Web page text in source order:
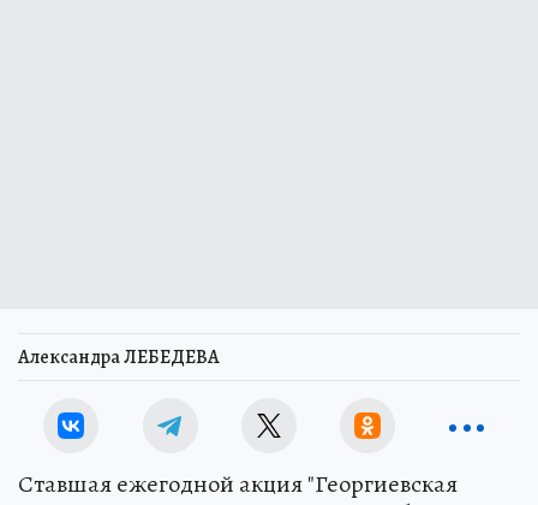
Александра ЛЕБЕДЕВА
Ставшая ежегодной акция "Георгиевская